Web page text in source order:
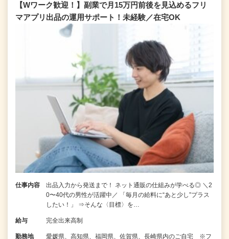
【Wワーク歓迎！】副業で月15万円前後を見込めるフリ
マアプリ出品の運用サポート！未経験／在宅OK
仕事内容
出品入力から発送まで！ ネット通販の仕組みが学べる◎ ＼2
0〜40代の男性が活躍中／ 「毎月の給料に“あと少し”プラス
したい！」 ⇒そんな〈目標〉を…
給与 完全出来高制
勤務地
愛媛県、高知県、福岡県、佐賀県、長崎県内のご自宅 ※フ